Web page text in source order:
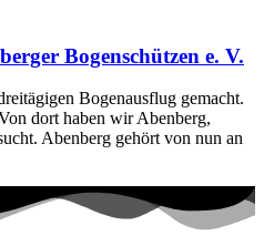
Bogenschützen e. V.
Bogenausflug gemacht.
dort haben wir Abenberg,
Abenberg gehört von nun an